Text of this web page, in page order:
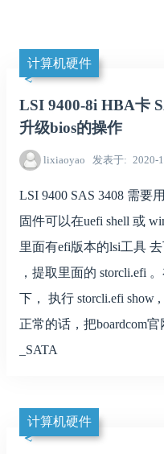
计算机硬件
LSI 9400-8i HBA卡
升级bios的操作
lixiaoyao 发表于 2020-
LSI 9400 SAS 3408 需要
固件可以在uefi shell 或
里面有efi版本的lsi工具
，提取里面的 storcli.efi
下， 执行 storcli.efi
正常的话，把boardcom官
_SATA
计算机硬件